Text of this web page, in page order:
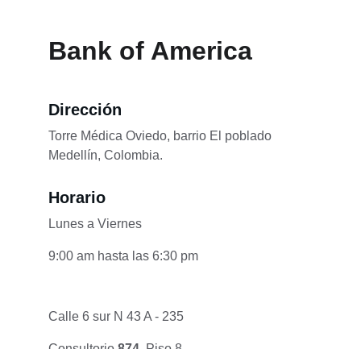
Bank of America
Dirección
Torre Médica Oviedo, barrio El poblado
Medellín, Colombia.
Horario
Lunes a Viernes
Calle 6 sur N 43 A - 235
9:00 am hasta las 6:30 pm